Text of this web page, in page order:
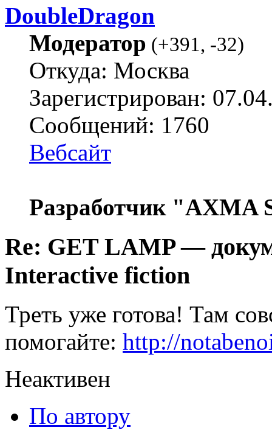
DoubleDragon
Модератор (+391, -32)
Откуда: Москва
Зарегистрирован:
Сообщений: 1760
Вебсайт
Разработчик "AXMA
Re: GET LAMP —
Interactive fiction
Треть уже готова! Там
помогайте: http://
Неактивен
По автору